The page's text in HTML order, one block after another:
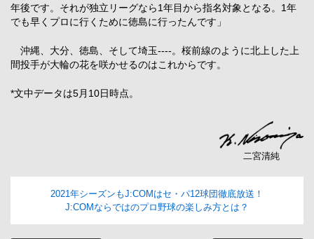
年後です。それが独立リーグなら1年目から指名対象となる。1年
でも早くプロに行くために徳島に行ったんです」
沖縄、大分、徳島、そして埼玉----。桜前線のように北上した上
間投手が大輪の花を咲かせるのはこれからです。
*文中データは5月10日時点。
二宮清純
2021年シーズンもJ:COMはセ・パ12球団徹底放送！
J:COMならではのプロ野球の楽しみ方とは？